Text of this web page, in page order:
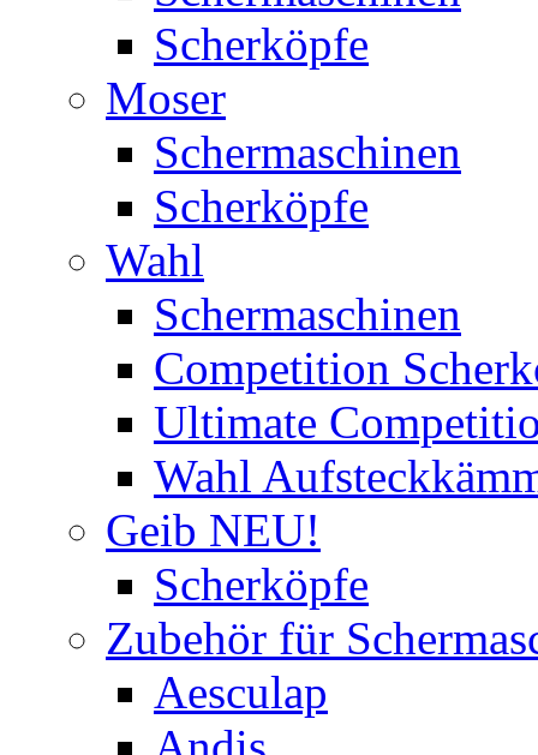
Scherköpfe
Moser
Schermaschinen
Scherköpfe
Wahl
Schermaschinen
Competition
Ultimate
Wahl
Geib NEU!
Scherköpfe
Zubehör für
Aesculap